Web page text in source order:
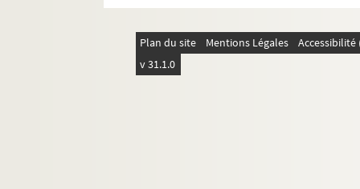
Plan du site Mentions Légales
v 31.1.0